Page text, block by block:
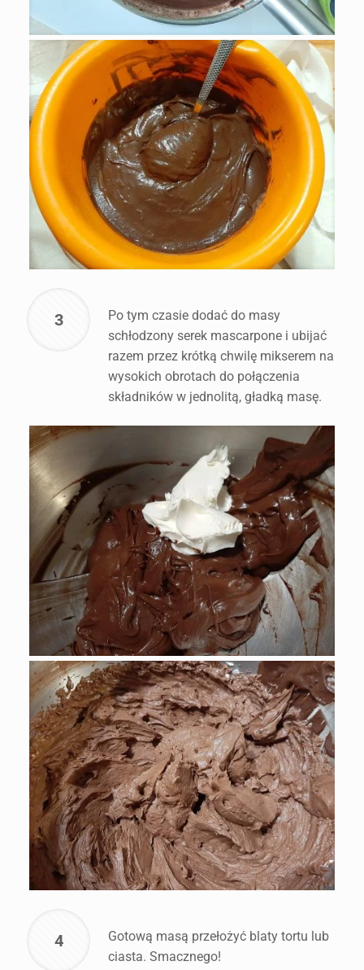
3
Po tym czasie dodać do masy
schłodzony serek mascarpone i ubijać
razem przez krótką chwilę mikserem na
wysokich obrotach do połączenia
składników w jednolitą, gładką masę.
4
Gotową masą przełożyć blaty tortu lub
ciasta. Smacznego!